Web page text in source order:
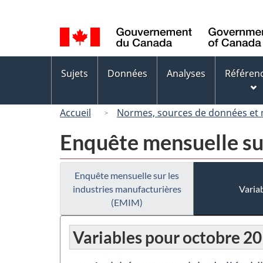
de
la
langue
des
Sujets Données Analyses
Accueil Normes, sources de données et
Enquête mensuelle
Enquête mensuelle sur les
industries manufacturières
(EMIM)
Variables pour octobre